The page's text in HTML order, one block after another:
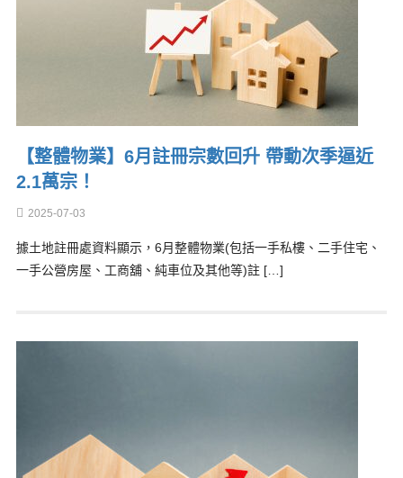
【整體物業】6月註冊宗數回升 帶動次季逼近
2.1萬宗！
2025-07-03
據土地註冊處資料顯示，6月整體物業(包括一手私樓、二手住宅、
一手公營房屋、工商舖、純車位及其他等)註 […]